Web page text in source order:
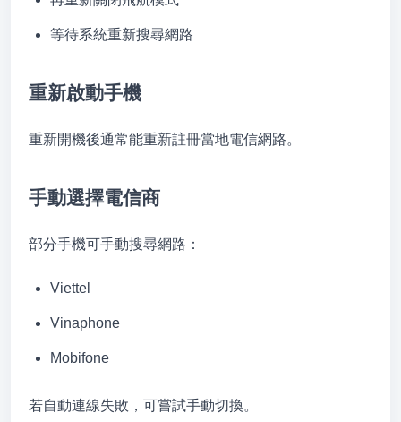
等待系統重新搜尋網路
重新啟動手機
重新開機後通常能重新註冊當地電信網路。
手動選擇電信商
部分手機可手動搜尋網路：
Viettel
Vinaphone
Mobifone
若自動連線失敗，可嘗試手動切換。